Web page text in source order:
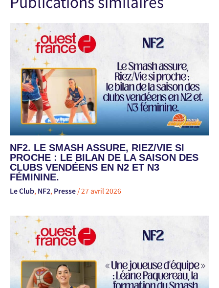
NF2. LE SMASH ASSURE, RIEZ/VIE SI
PROCHE : LE BILAN DE LA SAISON DES
CLUBS VENDÉENS EN N2 ET N3
FÉMININE.
Le Club, NF2, Presse /27 avril 2026